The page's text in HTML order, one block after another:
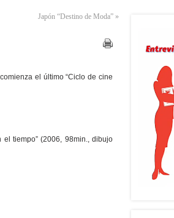
Japón “Destino de Moda” »
el último “Ciclo de cine
tiempo” (2006, 98min., dibujo